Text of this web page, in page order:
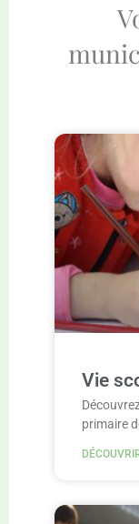
Vie
primaire